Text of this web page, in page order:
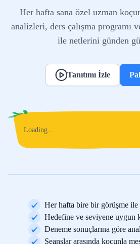
Her hafta sana özel uzman
analizleri, ders çalışma programı
ile netlerini günden
Tanıtımı İzle
Loading...
Her hafta bire bir görüşme
Hedefine ve seviyene uygun
Deneme sonuçlarına göre
Seanslar arasında koçunla